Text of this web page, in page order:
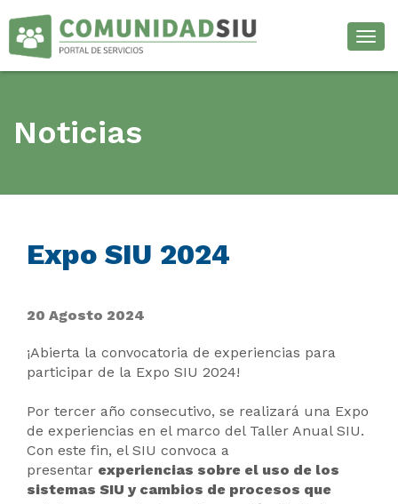
Noticias
Expo SIU 2024
20 Agosto 2024
¡Abierta la convocatoria de experiencias para
participar de la Expo SIU 2024!
Por tercer año consecutivo, se realizará una Expo
de experiencias en el marco del Taller Anual SIU.
Con este fin, el SIU convoca a
presentar experiencias sobre el uso de los
sistemas SIU y cambios de procesos que